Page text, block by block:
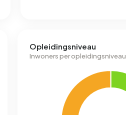
Opleidingsniveau
Inwoners per opleidingsniveau